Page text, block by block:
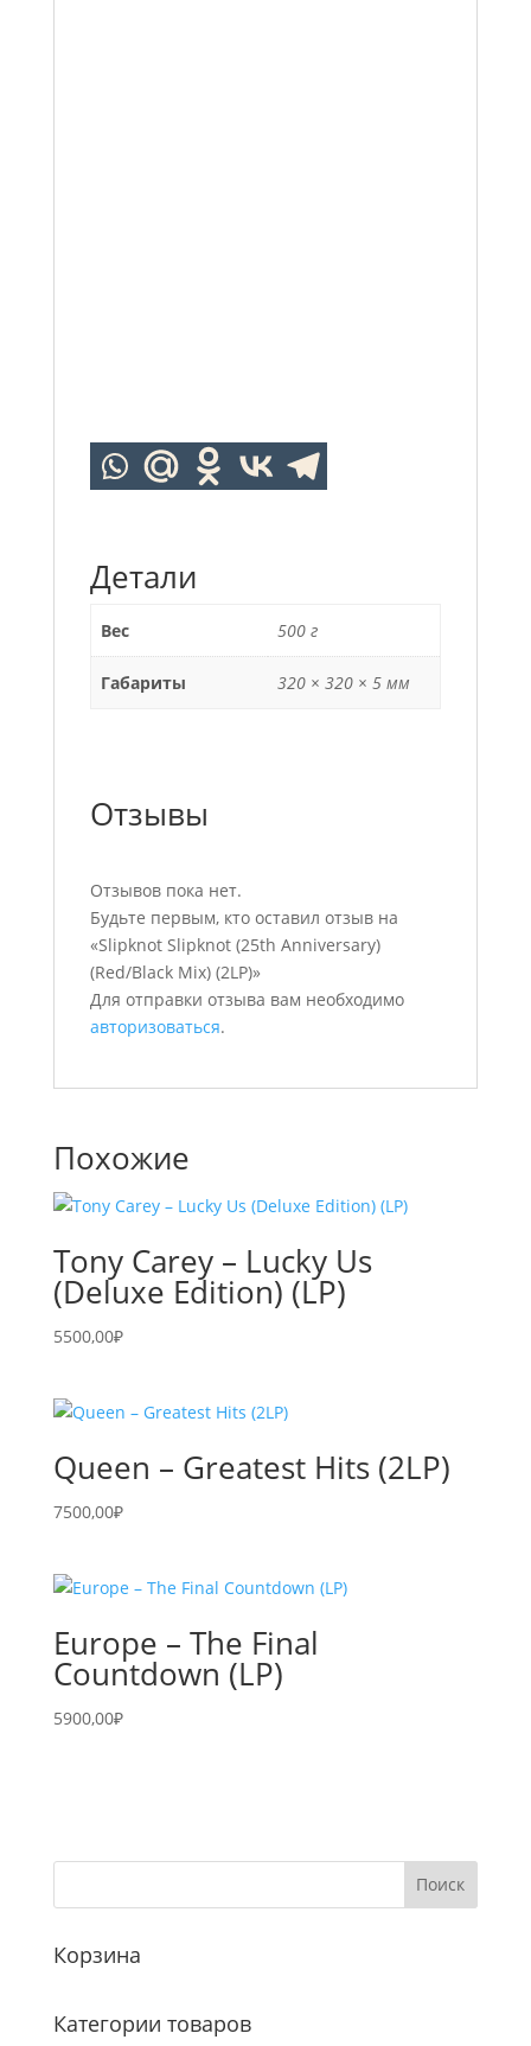
Детали
Вес 500 г
Габариты 320 × 320 × 5 мм
Отзывы
Отзывов пока нет.
Будьте первым, кто оставил отзыв на
«Slipknot Slipknot (25th Anniversary)
(Red/Black Mix) (2LP)»
Для отправки отзыва вам необходимо
авторизоваться.
Похожие
Tony Carey – Lucky Us
(Deluxe Edition) (LP)
5500,00₽
Queen – Greatest Hits (2LP)
7500,00₽
Europe – The Final
Countdown (LP)
5900,00₽
Корзина
Категории товаров